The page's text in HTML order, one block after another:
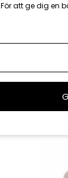
För att ge dig en